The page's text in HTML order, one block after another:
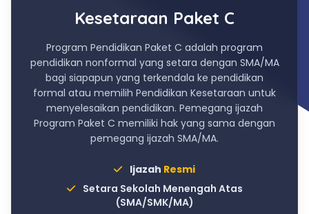
Kesetaraan Paket C
Program Pendidikan Paket C adalah program
pendidikan nonformal yang setara dengan SMA/MA
bagi siapapun yang terkendala ke pendidikan
formal atau memilih Pendidikan Kesetaraan untuk
menyelesaikan pendidikan. Pemegang ijazah
Program Paket C memiliki hak yang sama dengan
pemegang ijazah SMA/MA.
Ijazah Resmi
Setara Sekolah Menengah Atas
(SMA/SMK/MA)